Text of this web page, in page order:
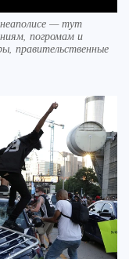
— тут
погромам и
правительственные